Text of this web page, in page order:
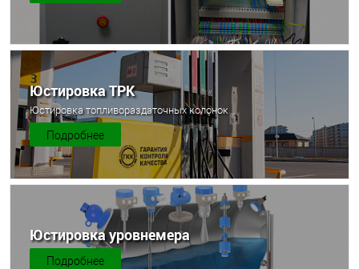
Юстировка ТРК
Юстировка топливораздаточных колонок
Подробнее
Юстировка уровнемера
Подробнее